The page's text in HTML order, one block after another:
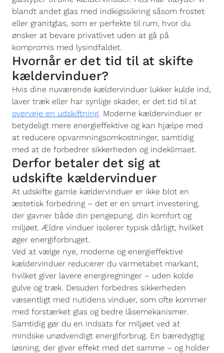
blandt andet glas med indkigssikring såsom frostet
eller granitglas, som er perfekte til rum, hvor du
ønsker at bevare privatlivet uden at gå på
kompromis med lysindfaldet.
Hvornår er det tid til at skifte
kældervinduer?
Hvis dine nuværende kældervinduer lukker kulde ind,
laver træk eller har synlige skader, er det tid til at
overveje en udskiftning. Moderne kældervinduer er
betydeligt mere energieffektive og kan hjælpe med
at reducere opvarmningsomkostninger, samtidig
med at de forbedrer sikkerheden og indeklimaet.
Derfor betaler det sig at
udskifte kældervinduer
At udskifte gamle kældervinduer er ikke blot en
æstetisk forbedring – det er en smart investering,
der gavner både din pengepung, din komfort og
miljøet. Ældre vinduer isolerer typisk dårligt, hvilket
øger energiforbruget.
Ved at vælge nye, moderne og energieffektive
kældervinduer reducerer du varmetabet markant,
hvilket giver lavere energiregninger – uden kolde
gulve og træk. Desuden forbedres sikkerheden
væsentligt med nutidens vinduer, som ofte kommer
med forstærket glas og bedre låsemekanismer.
Samtidig gør du en indsats for miljøet ved at
mindske unødvendigt energiforbrug. En bæredygtig
løsning, der giver effekt med det samme – og holder